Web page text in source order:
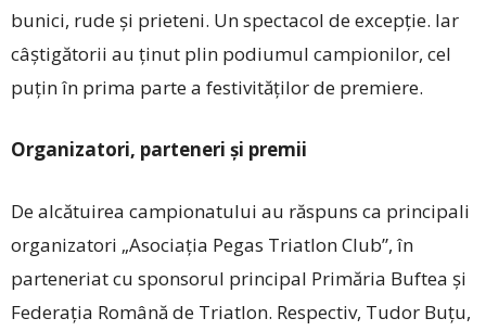
bunici, rude și prieteni. Un spectacol de excepție. Iar
câștigătorii au ținut plin podiumul campionilor, cel
pu­țin în prima parte a festivităților de premiere.
Organizatori, parteneri și premii
De alcătuirea campionatului au răspuns ca principali
organizatori „Asociația Pegas Triatlon Club”, în
parteneriat cu sponsorul principal Primăria Buftea și
Federația Română de Triatlon. Respectiv, Tudor Buțu,